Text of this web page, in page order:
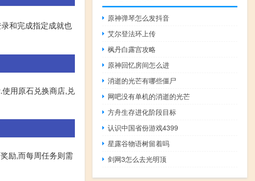
和完成指定成就也
用原石兑换商店,兑
励,而每周任务则需
原神弹琴怎么发抖音
艾尔登法环上传
枫丹白露宫攻略
原神回忆房间怎么进
消逝的光芒有哪些僵尸
网吧没有单机的消逝的光芒
方舟生存进化阶段目标
认识中国省份游戏4399
星露谷物语树留着吗
剑网3怎么去光明顶